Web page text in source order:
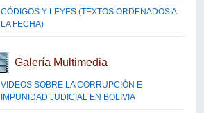
CÓDIGOS Y LEYES (TEXTOS ORDENADOS A
LA FECHA)
Galería Multimedia
VIDEOS SOBRE LA CORRUPCIÓN E
IMPUNIDAD JUDICIAL EN BOLIVIA